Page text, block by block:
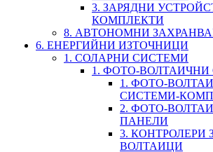
3. ЗАРЯДНИ
КОМПЛЕКТИ
8. АВТОНОМНИ
6. ЕНЕРГИЙНИ ИЗТОЧНИЦИ
1. СОЛАРНИ СИСТЕМИ
1. ФОТО-
1. ФОТО-
СИСТЕМИ-
2. ФОТО-
ПАНЕЛИ
3. КОНТРОЛЕРИ
ВОЛТАИЦИ